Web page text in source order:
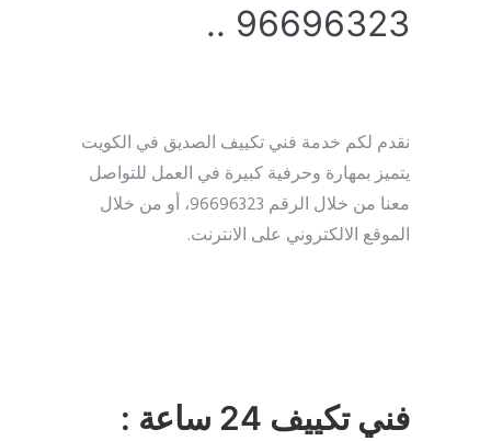
96696323 ..
نقدم لكم خدمة فني تكييف الصديق في الكويت
يتميز بمهارة وحرفية كبيرة في العمل للتواصل
معنا من خلال الرقم 96696323، أو من خلال
الموقع الالكتروني على الانترنت.
فني تكييف 24 ساعة :